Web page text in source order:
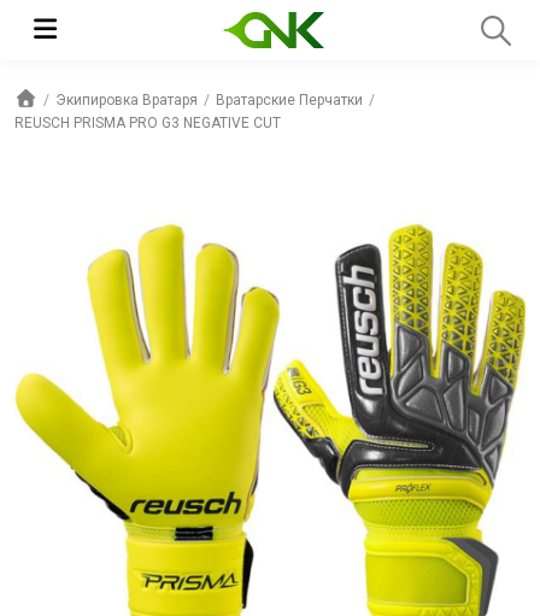
Экипировка Вратаря
Вратарские Перчатки
REUSCH PRISMA PRO G3 NEGATIVE CUT